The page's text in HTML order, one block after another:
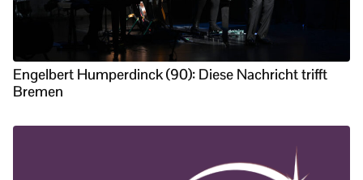
Engelbert Humperdinck (90): Diese Nachricht trifft
Bremen